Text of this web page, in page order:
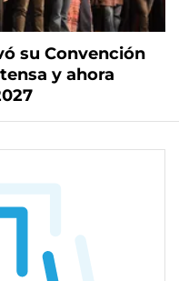
su Convención
y ahora